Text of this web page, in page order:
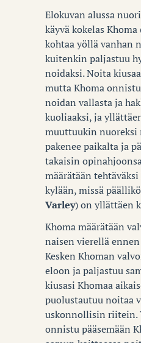
Elokuvan alussa
käyvä kokelas Khoma
kohtaa yöllä vanhan
kuitenkin paljastuu
noidaksi. Noita
mutta Khoma
noidan vallasta ja
kuoliaaksi, ja
muuttuukin nuoreksi
pakenee paikalta ja
takaisin
määrätään
kylään, missä
Varley) on yllättäen
Khoma määrätään
naisen vierellä
Kesken Khoman
eloon ja paljastuu
kiusasi Khomaa
puolustautuu noitaa
uskonnollisin riitein.
onnistu pääsemään